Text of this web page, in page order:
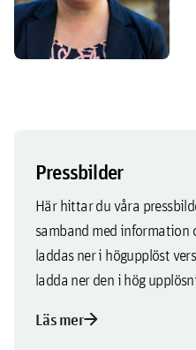
Pressbilder
Här hittar du våra
samband med information
laddas ner i högupplöst
ladda ner den i hög
Läs merarrow_forward